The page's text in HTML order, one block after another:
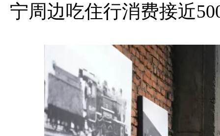
宁周边吃住行消费接近